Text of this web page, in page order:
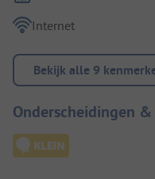
Internet
Bekijk alle 9
Onderscheidingen